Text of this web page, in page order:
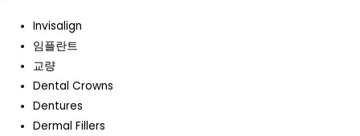
Invisalign
임플란트
교량
Dental Crowns
Dentures
Dermal Fillers